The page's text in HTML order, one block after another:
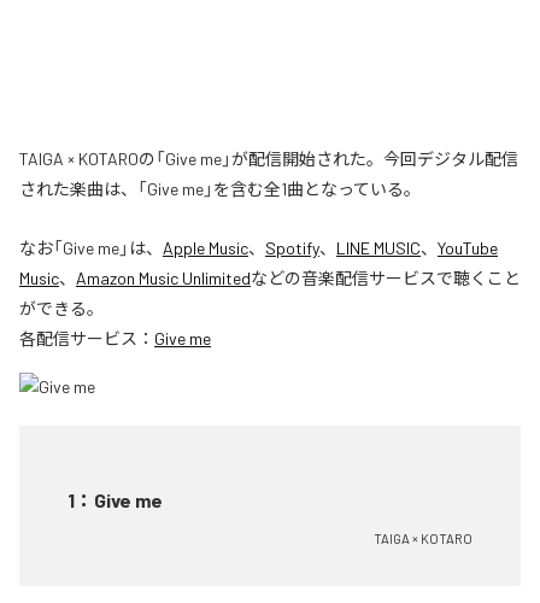
TAIGA × KOTAROの「Give me」が配信開始された。今回デジタル配信
された楽曲は、「Give me」を含む全1曲となっている。
なお「Give me」は、 Apple Music、 Spotify、 LINE MUSIC、 YouTube
Music、 Amazon Music Unlimitedなどの音楽配信サービスで聴くこと
ができる。
各配信サービス： Give me
1 ： Give me
TAIGA × KOTARO